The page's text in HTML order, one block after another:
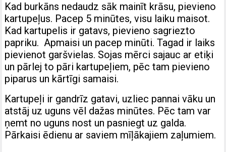
Kad burkāns nedaudz sāk mainīt krāsu, pievieno
kartupeļus. Pacep 5 minūtes, visu laiku maisot.
Kad kartupelis ir gatavs, pievieno sagriezto
papriku. Apmaisi un pacep minūti. Tagad ir laiks
pievienot garšvielas. Sojas mērci sajauc ar etiķi
un pārlej to pāri kartupeļiem, pēc tam pievieno
piparus un kārtīgi samaisi.
Kartupeļi ir gandrīz gatavi, uzliec pannai vāku un
atstāj uz uguns vēl dažas minūtes. Pēc tam var
ņemt no uguns nost un pasniegt uz galda.
Pārkaisi ēdienu ar saviem mīļākajiem zaļumiem.